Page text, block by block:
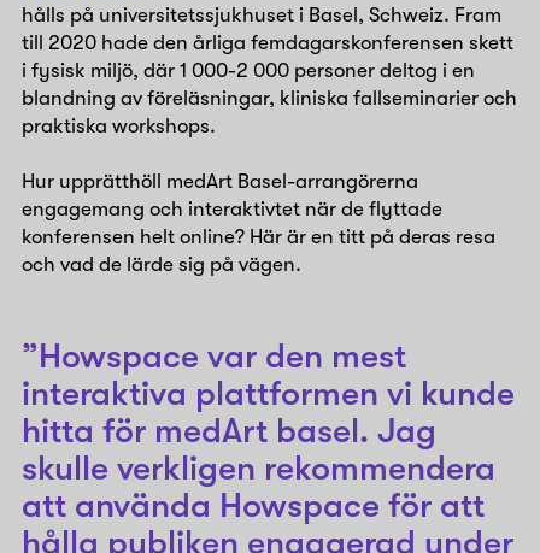
hålls på universitetssjukhuset i Basel, Schweiz. Fram
till 2020 hade den årliga femdagarskonferensen skett
i fysisk miljö, där 1 000-2 000 personer deltog i en
blandning av föreläsningar, kliniska fallseminarier och
praktiska workshops.
Hur upprätthöll medArt Basel-arrangörerna
engagemang och interaktivtet när de flyttade
konferensen helt online? Här är en titt på deras resa
och vad de lärde sig på vägen.
”Howspace var den mest
interaktiva plattformen vi kunde
hitta för medArt basel. Jag
skulle verkligen rekommendera
att använda Howspace för att
hålla publiken engagerad under